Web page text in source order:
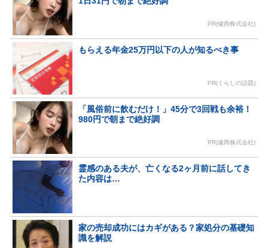
PR(健商株式会社)
もらえる年金25万円以下の人が知るべき事
PR(くらしの話題)
「風俗前に飲むだけ！」45分で3回戦も余裕！
980円で朝まで絶好調
PR(健商株式会社)
霊感のある夫が、亡くなる2ヶ月前に話してき
た内容は…
家の売却成功にはカギがある？家処分の基礎知
識を解説